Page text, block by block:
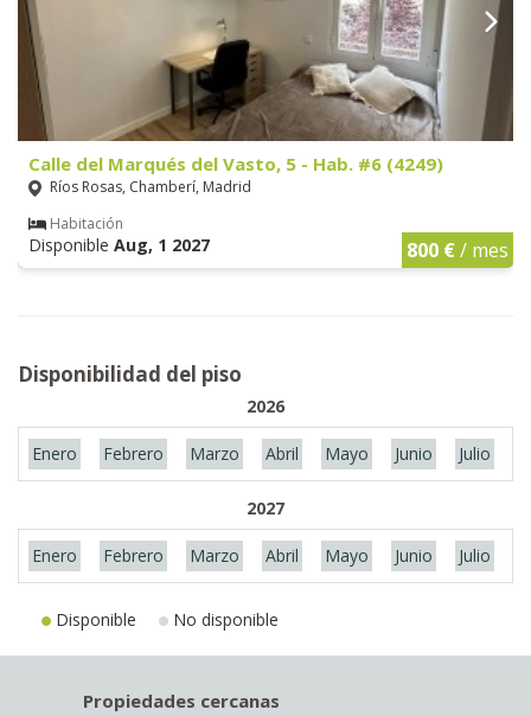
Calle del Marqués del Vasto, 5 - Hab. #6 (4249)
Ríos Rosas, Chamberí, Madrid
Habitación
Disponible Aug, 1 2027 800 €/ mes
Disponibilidad del piso
2026
Enero Febrero Marzo Abril Mayo Junio Julio
2027
Enero Febrero Marzo Abril Mayo Junio Julio
Disponible No disponible
Propiedades cercanas